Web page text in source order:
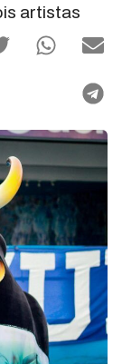
artistas